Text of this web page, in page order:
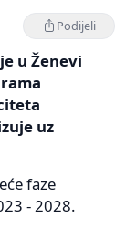
Podijeli
u Ženevi
uz
faze
- 2028.